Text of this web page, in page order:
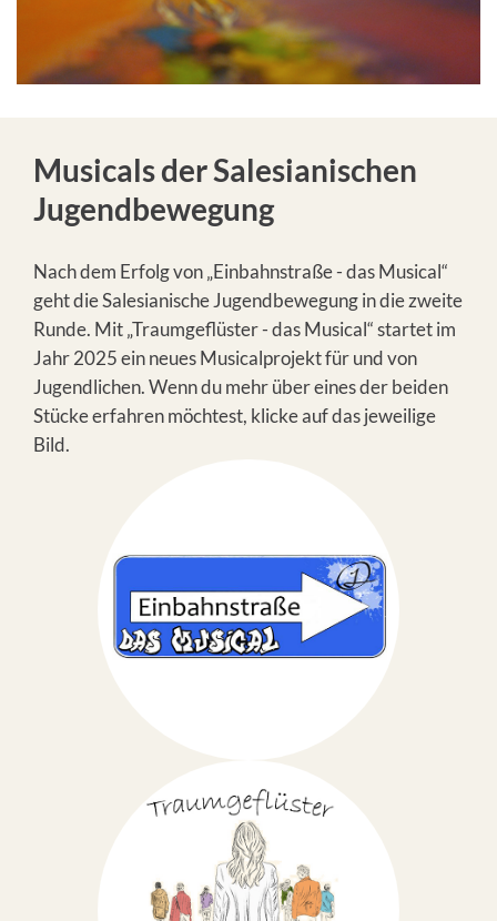
Musicals der Salesianischen
Jugendbewegung
Nach dem Erfolg von „Einbahnstraße - das Musical“
geht die Salesianische Jugendbewegung in die zweite
Runde. Mit „Traumgeflüster - das Musical“ startet im
Jahr 2025 ein neues Musicalprojekt für und von
Jugendlichen. Wenn du mehr über eines der beiden
Stücke erfahren möchtest, klicke auf das jeweilige
Bild.